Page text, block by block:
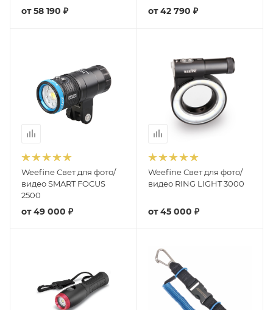
от58 190 ₽ от42 790 ₽
Weefine Свет для фото/
видео SMART FOCUS
2500
от49 000 ₽
Weefine Свет для фото/
видео RING LIGHT 3000
от45 000 ₽